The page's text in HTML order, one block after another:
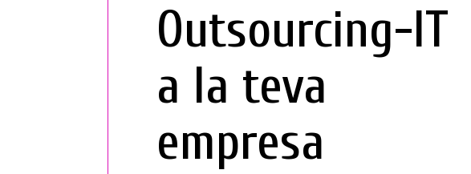
Outsourcing-IT
a la teva
empresa